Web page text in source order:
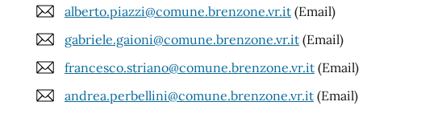
alberto.piazzi@comune.brenzone.vr.it (Email)
gabriele.gaioni@comune.brenzone.vr.it (Email)
francesco.striano@comune.brenzone.vr.it (Email)
andrea.perbellini@comune.brenzone.vr.it (Email)